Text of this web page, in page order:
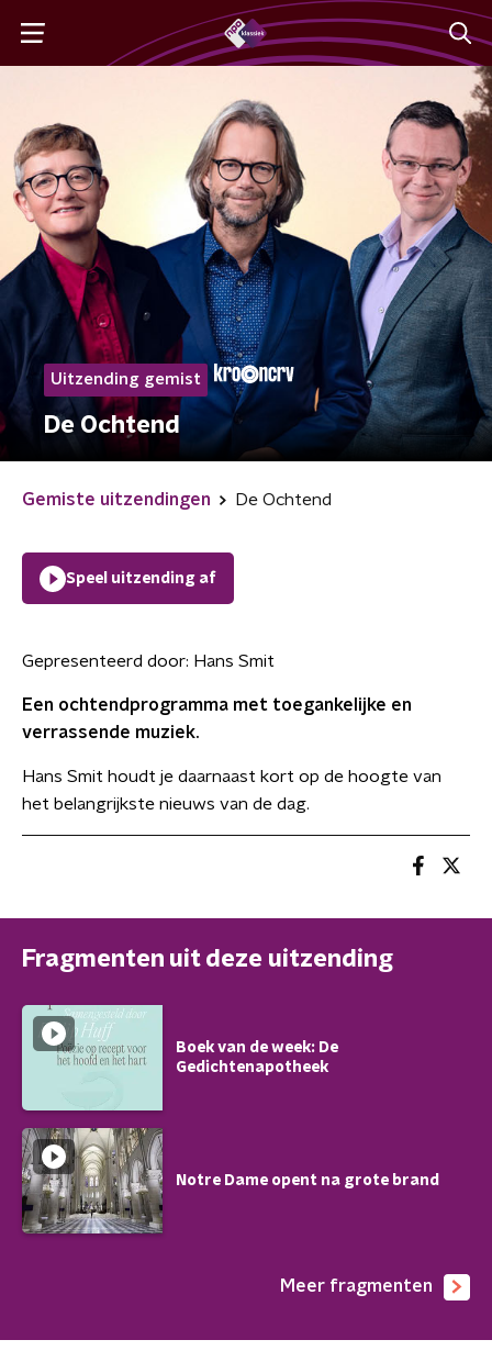
Uitzending gemist
De Ochtend
Gemiste uitzendingen De Ochtend
Speel uitzending af
Gepresenteerd door: Hans Smit
Een ochtendprogramma met toegankelijke en
verrassende muziek.
Hans Smit houdt je daarnaast kort op de hoogte van
het belangrijkste nieuws van de dag.
Fragmenten uit deze uitzending
Boek van de week: De
Gedichtenapotheek
Notre Dame opent na grote brand
Meer fragmenten